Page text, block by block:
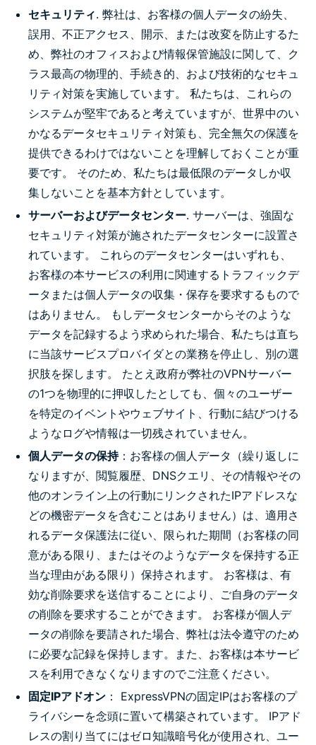
セキュリティ. 弊社は、お客様の個人データの紛失、
誤用、不正アクセス、開示、または改変を防止するた
め、弊社のオフィスおよび情報保管施設に関して、ク
ラス最高の物理的、手続き的、および技術的なセキュ
リティ対策を実施しています。 私たちは、これらの
システムが堅牢であると考えていますが、世界中のい
かなるデータセキュリティ対策も、完全無欠の保護を
提供できるわけではないことを理解しておくことが重
要です。 そのため、私たちは最低限のデータしか収
集しないことを基本方針としています。
サーバーおよびデータセンター. サーバーは、強固な
セキュリティ対策が施されたデータセンターに設置さ
れています。 これらのデータセンターはいずれも、
お客様の本サービスの利用に関連するトラフィックデ
ータまたは個人データの収集・保存を要求するもので
はありません。 もしデータセンターからそのような
データを記録するよう求められた場合、私たちは直ち
に当該サービスプロバイダとの業務を停止し、別の選
択肢を探します。 たとえ政府が弊社のVPNサーバー
の1つを物理的に押収したとしても、個々のユーザー
を特定のイベントやウェブサイト、行動に結びつける
ようなログや情報は一切残されていません。
個人データの保持：お客様の個人データ（繰り返しに
なりますが、閲覧履歴、DNSクエリ、その情報やその
他のオンライン上の行動にリンクされたIPアドレスな
どの機密データを含むことはありません）は、適用さ
れるデータ保護法に従い、限られた期間（お客様の同
意がある限り、またはそのようなデータを保持する正
当な理由がある限り）保持されます。 お客様は、有
効な削除要求を送信することにより、ご自身のデータ
の削除を要求することができます。 お客様が個人デ
ータの削除を要請された場合、弊社は法令遵守のため
に必要な記録を保持します。また、お客様は本サービ
スを利用できなくなりますのでご注意ください。
固定IPアドオン ： ExpressVPNの固定IPはお客様のプ
ライバシーを念頭に置いて構築されています。 IPアド
レスの割り当てにはゼロ知識暗号化が使用され、ユー